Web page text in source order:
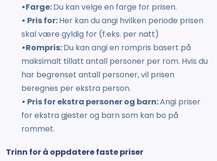
•Farge:Du kan velge en farge for prisen.
• Pris for:Her kan du angi hvilken periode prisen
skal være gyldig for (f.eks. per natt)
•Rompris:Du kan angi en rompris basert på
maksimalt tillatt antall personer per rom. Hvis du
har begrenset antall personer, vil prisen
beregnes per ekstra person.
• Pris for ekstra personer og barn:Angi priser
for ekstra gjester og barn som kan bo på
rommet.
Trinn for å oppdatere faste priser